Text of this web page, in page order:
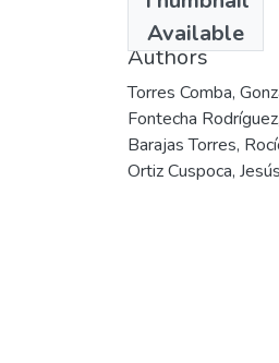
Available
2004
Authors
Torres Comba,
Fontecha
Barajas Torres,
Ortiz Cuspoca,